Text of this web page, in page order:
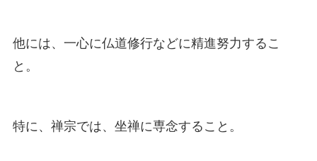
他には、一心に仏道修行などに精進努力するこ
と。
特に、禅宗では、坐禅に専念すること。